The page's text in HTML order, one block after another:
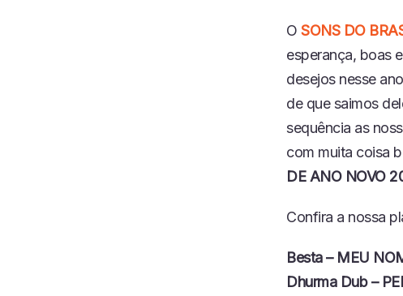
FEED RSS
INCORPO
RAR
O SONS DO
esperança, boas
desejos nesse
de que saimos
sequência as
com muita coisa
DE ANO NOVO
Confira a nossa
Besta – MEU
Dhurma Dub –